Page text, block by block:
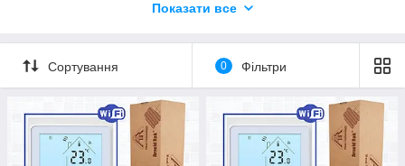
мм. закріпленим на липкій скловолоконній сітці. Внутрішня
максимальну міцність кабелю і захист від перегріву.
Німеччина - Німецька 100% якість! 20 Років Гарантії.
Показати все
Сортування 0 Фільтри